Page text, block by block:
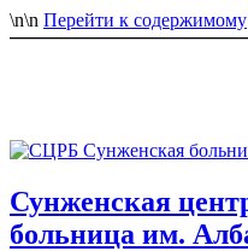
\n\n Перейти к содержимому
Сунженская
больница им.